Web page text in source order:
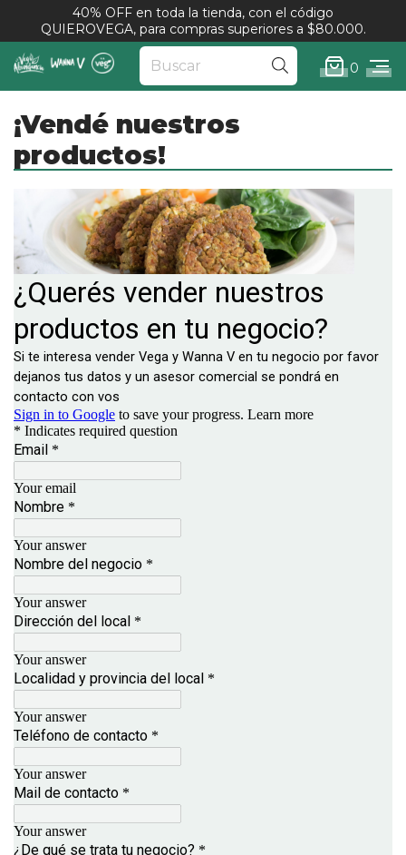
40% OFF en toda la tienda, con el código
QUIEROVEGA, para compras superiores a $80.000.
0
¡Vendé nuestros
productos!